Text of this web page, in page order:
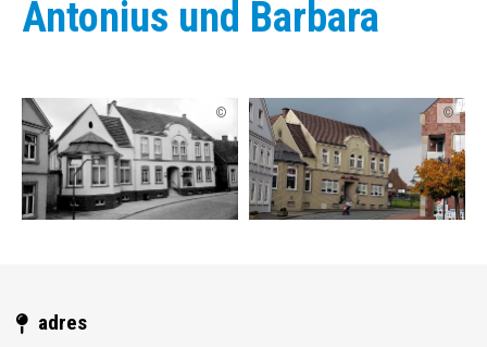
Antonius und Barbara
© ©
adres